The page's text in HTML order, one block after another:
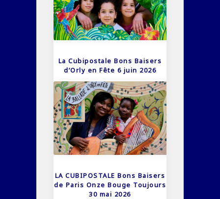
La Cubipostale Bons Baisers
d’Orly en Fête 6 juin 2026
LA CUBIPOSTALE Bons Baisers
de Paris Onze Bouge Toujours
30 mai 2026